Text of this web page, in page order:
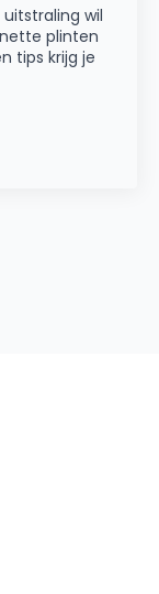
wil
plinten
tips krijg je